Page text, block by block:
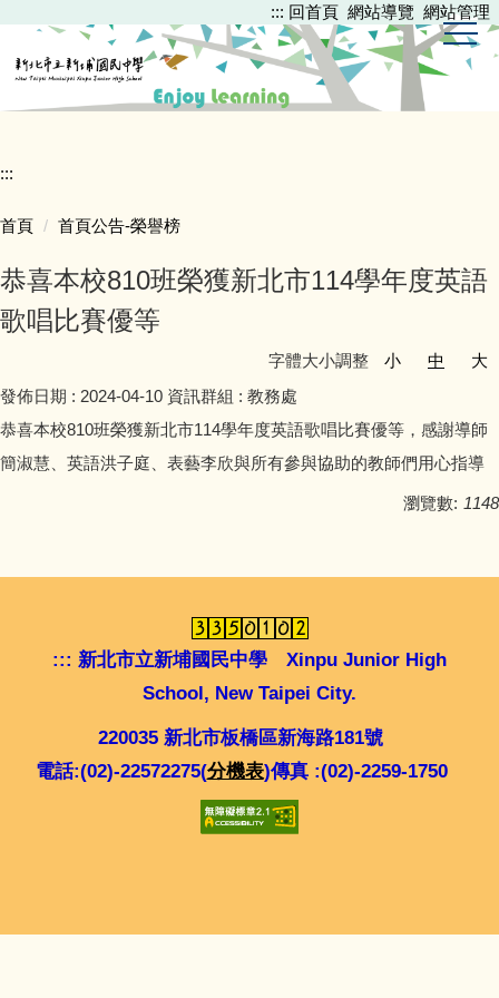
主
內
::: 回首頁 網站導覽 網站管理
:::
首頁 首頁公告-榮譽榜
恭喜本校810班榮獲新北市114學年度英語
歌唱比賽優等
字體大小調整 小 中
大
發佈日期 : 2024-04-10 資訊群組 : 教務處
恭喜本校810班榮獲新北市114學年度英語歌唱比賽優等，感謝導師
簡淑慧、英語洪子庭、表藝李欣與所有參與協助的教師們用心指導
瀏覽數: 1148
::: 新北市立新埔國民中學 Xinpu Junior High
School, New Taipei City.
220035 新北市板橋區新海路181號
電話:(02)-22572275(分機表)傳真 :(02)-2259-1750